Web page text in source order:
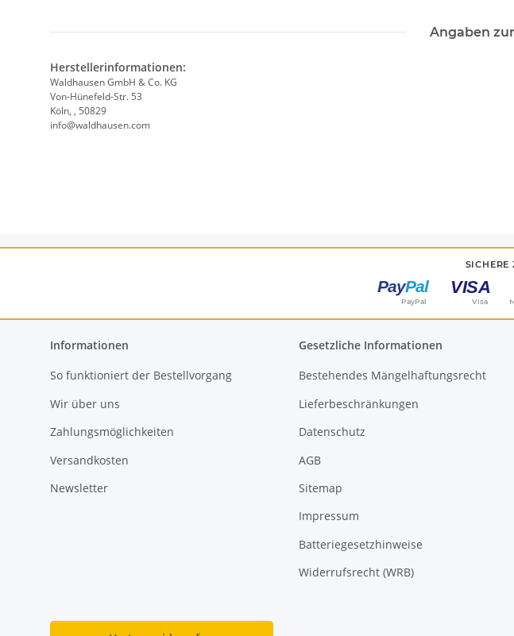
Angaben
Herstellerinformationen:
Waldhausen GmbH & Co. KG
Von-Hünefeld-Str. 53
Köln, , 50829
info@waldhausen.com
SICHERE
PayPal Visa
Informationen
So funktioniert der Bestellvorgang
Wir über uns
Zahlungsmöglichkeiten
Versandkosten
Newsletter
Gesetzliche Informationen
Bestehendes Mängelhaftungsrecht
Lieferbeschränkungen
Datenschutz
AGB
Sitemap
Impressum
Batteriegesetzhinweise
Widerrufsrecht (WRB)